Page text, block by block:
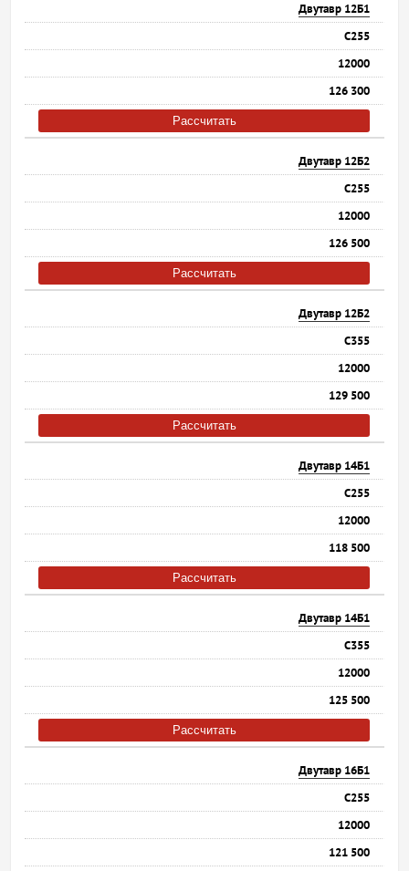
Двутавр 12Б1
С255
12000
126 300
Рассчитать
Двутавр 12Б2
С255
12000
126 500
Рассчитать
Двутавр 12Б2
С355
12000
129 500
Рассчитать
Двутавр 14Б1
С255
12000
118 500
Рассчитать
Двутавр 14Б1
С355
12000
125 500
Рассчитать
Двутавр 16Б1
С255
12000
121 500